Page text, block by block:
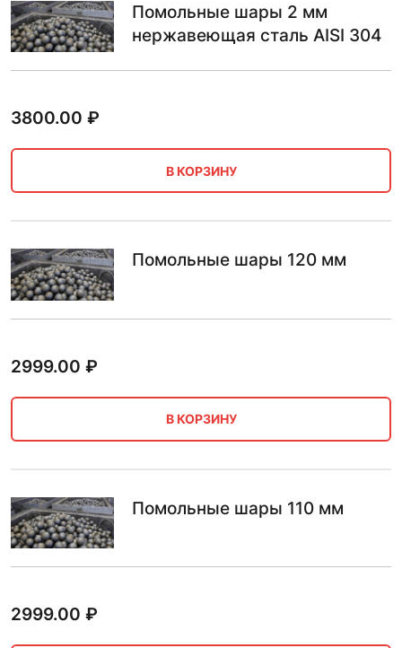
Помольные шары 2 мм
нержавеющая сталь AISI 304
3800.00 ₽
В КОРЗИНУ
Помольные шары 120 мм
2999.00 ₽
В КОРЗИНУ
Помольные шары 110 мм
2999.00 ₽